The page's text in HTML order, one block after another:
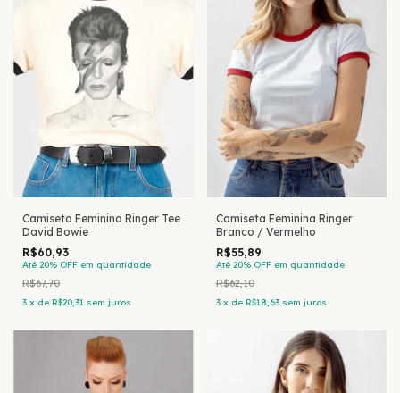
Camiseta Feminina Ringer Tee
David Bowie
R$60,93
Até 20% OFF em quantidade
R$67,70
3 x de R$20,31 sem juros
Camiseta Feminina Ringer
Branco / Vermelho
R$55,89
Até 20% OFF em quantidade
R$62,10
3 x de R$18,63 sem juros